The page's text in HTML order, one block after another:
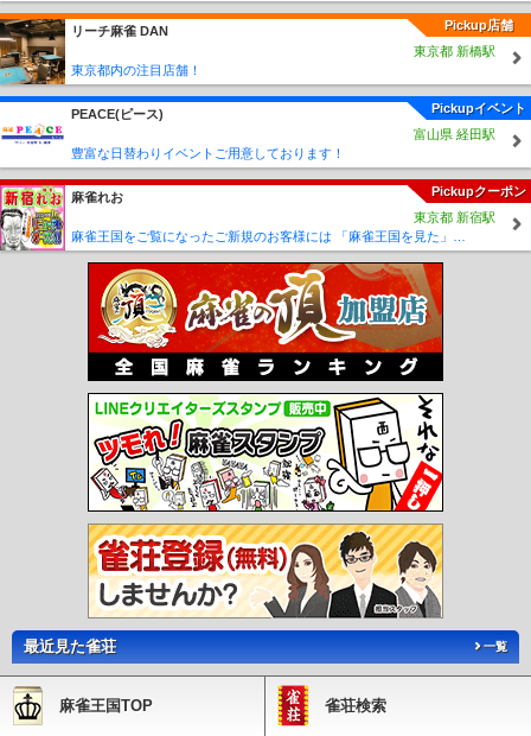
行きますので、沢山のアクセス、問い合わせ、お待ちして
おります❗
※企業、個人スポンサーさんも大募集しております🙇概要
等知りたい方は、わんちゃんすorMMMへのDM等で問い合
わせ下さい
😃
そして更に……
🍸️Barカウンター🍸️【待ち席】も新たに設営しますので
🀄を見ながら、🀄を語りながら、🥃時間を過ごして
頂けたらと思います🙂‍↕️
東北で唯一無二の雀荘を
目指している当店へ是非とも
皆様足を運んでくださいませ❇️
Pickup店舗
リーチ麻雀 DAN
東京都 新橋駅
東京都内の注目店舗！
Pickupイベント
PEACE(ピース)
富山県 経田駅
豊富な日替わりイベントご用意しております！
Pickupクーポン
麻雀れお
東京都 新宿駅
最近見た雀荘 一覧
麻雀王国TOP 雀荘検索